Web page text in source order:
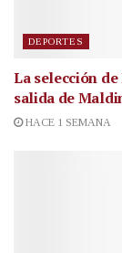
DEPORTES
La selección
salida de
HACE 1 SEMANA